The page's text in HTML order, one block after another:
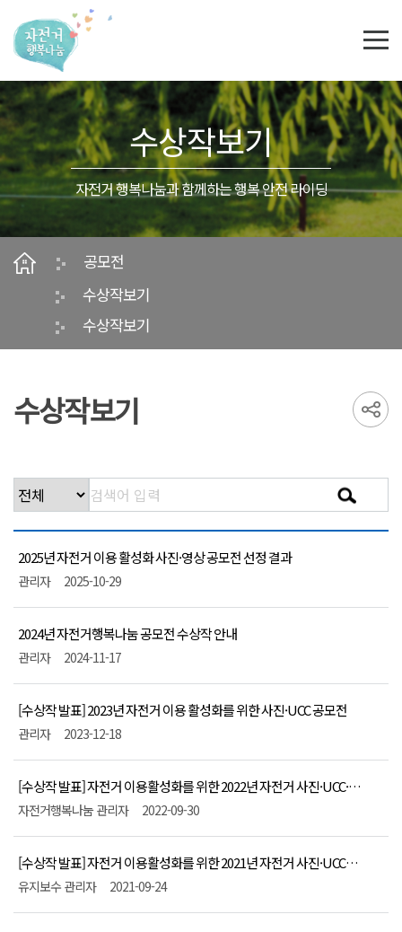
수상작보기
자전거 행복나눔과 함께하는 행복 안전 라이딩
공모전
수상작보기
수상작보기
수상작보기
2025년 자전거 이용 활성화 사진·영상 공모전 선정 결과
관리자 2025-10-29
2024년 자전거행복나눔 공모전 수상작 안내
관리자 2024-11-17
[수상작 발표] 2023년 자전거 이용 활성화를 위한 사진·UCC 공모전
관리자 2023-12-18
[수상작 발표] 자전거 이용활성화를 위한 2022년 자전거 사진·UCC·
아이디어 공모전
자전거행복나눔 관리자 2022-09-30
[수상작 발표] 자전거 이용활성화를 위한 2021년 자전거 사진·UCC
공모전
유지보수 관리자 2021-09-24